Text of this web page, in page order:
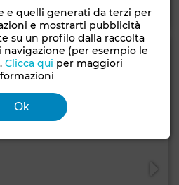
Chiama WhatsApp
e quelli generati da terzi per
e mostrarti pubblicità
su un profilo dalla raccolta
(per esempio le
Clicca qui per maggiori
Ok